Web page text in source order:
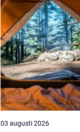
03 augusti 2026